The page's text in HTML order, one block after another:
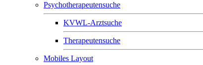
Psychotherapeutensuche
KVWL-Arztsuche
Therapeutensuche
Mobiles Layout